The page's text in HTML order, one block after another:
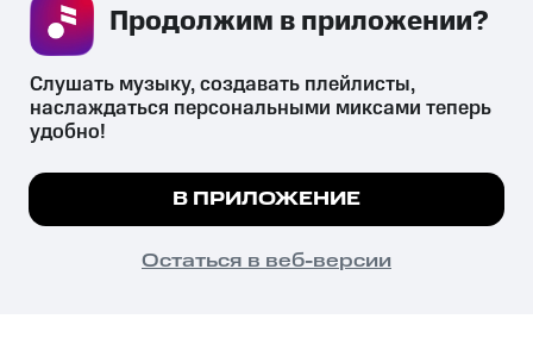
СКАЧАТЬ ПРИЛОЖЕНИЕ
психотропных веществ, их аналогов причиняет вред здоровью,
их незаконный оборот запрещён и влечёт установленную
законодательством ответственность.
© 2026 ООО «КИОН».
Все права защищены
Мы используем куки, чтобы на сайте все
Подробнее
ПОНЯТНО
Слушать музыку, создавать плейлисты,
наслаждаться персональными миксами теперь
удобно!
В ПРИЛОЖЕНИЕ
Остаться в веб-версии